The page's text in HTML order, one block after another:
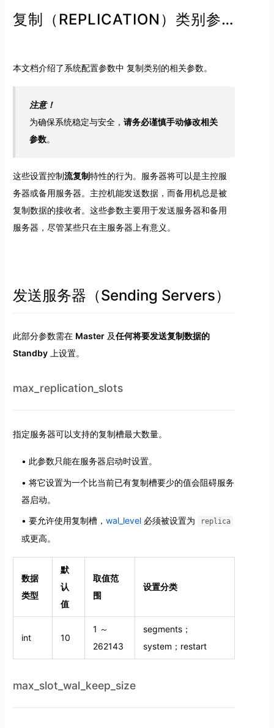
复制（REPLICATION）类别参数
本文档介绍了系统配置参数中 复制类别的相关参数。
注意！
为确保系统稳定与安全，请务必谨慎手动修改相关
参数。
这些设置控制流复制特性的行为。服务器将可以是主控服
务器或备用服务器。主控机能发送数据，而备用机总是被
复制数据的接收者。这些参数主要用于发送服务器和备用
服务器，尽管某些只在主服务器上有意义。
发送服务器（Sending Servers）
此部分参数需在 Master及任何将要发送复制数据的
Standby上设置。
max_replication_slots
指定服务器可以支持的复制槽最大数量。
此参数只能在服务器启动时设置。
将它设置为一个比当前已有复制槽要少的值会阻碍服务
器启动。
要允许使用复制槽， wal_level必须被设置为 replica
或更高。
数据
类型
默
认
值
取值范
围
设置分类
int 10
1 ～
262143
segments；
system；restart
max_slot_wal_keep_size